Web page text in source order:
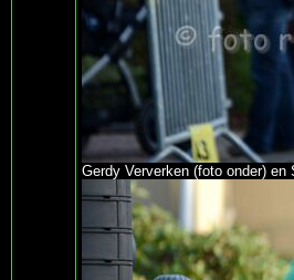
Gerdy Ververken (foto onder) en